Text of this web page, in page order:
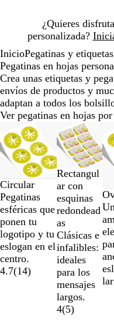
¿Quieres
personalizada?
1
InicioPegatinas y etiquetas
Pegatinas en hojas
Crea unas etiquetas y
envíos de productos y
adaptan a todos los
Ver pegatinas en hojas
Opciones nuevas
Circular
Pegatinas
esféricas que
ponen tu
logotipo y tu
eslogan en el
centro.
4.7(14)
Rectangul
ar con
esquinas
redondead
as
Clásicas e
infalibles:
ideales
para los
mensajes
largos.
4(5)
Diapositivas
de
la
a
la
2
de
un
total
de
4